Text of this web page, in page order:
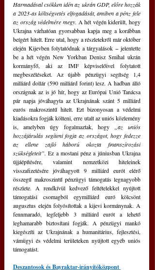
Harmadával csökken idén az ukrán GDP, előre hozzák
a 2023-as költségvetés elfogadását, amiben a pénz fele
az ország védelmére megy. A hét végén kiderült, hogy
Ukrajna várhatóan gyorsabban kapja meg a korábban
beígért hitelt. Erre utal, hogy a részletekről már október
elején Kijevben folytatódnak a tárgyalások − jelentette
be a hét végén New Yorkban Denisz Smihal ukrán
kormányfő, aki az IMF képviselőivel folytatott
megbeszéléseket. Az újabb pénzügyi segítség 1,4
milliárd dollár (590 milliárd forint) lesz. A hadban álló
országnak az is jó hír, hogy az Európai Unió Tanácsa
pár napja jóváhagyta az Ukrajnának szánt 5 milliárd
eurós makroszintű hitelt. Ezt bizonyosan a védelmi
kiadásokra fogják költeni, erre utalt az uniós közlemény
is, amelyben úgy fogalmaztak, hogy
„az uniós
hozzájárulás segíteni fogja az országot, hogy fedezze
az ellene zajló háború okozta finanszírozási
szükségleteit”. Ez a mostani pénz a júniusban Ukrajna
újjáépítésére, valamint nemzetközi hiteleinek
visszafizetésére jóváhagyott 9 milliárd eurót elérő
összegű makroszintű pénzügyi támogatás legnagyobb
részlete. A rendkívül kedvező feltételekkel nyújtott
támogatási csomagból egymilliárd euró kölcsönt
augusztus elején folyósítottak a kijevi kormánynak. A
fennmaradó, legfeljebb 3 milliárd eurót a lehető
leghamarabb biztosítani fogják. A pénzügyi mankó
kiegészíti az Ukrajnának a humanitárius, fejlesztési,
vámügyi és védelmi területeken nyújtott egyéb uniós
támogatást.
Deszantosok és Bayraktar-irányítóközpont